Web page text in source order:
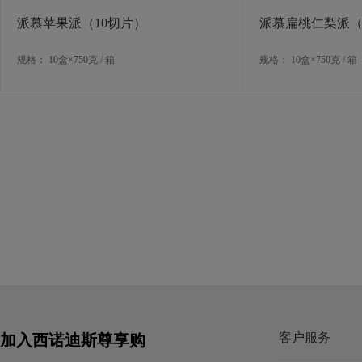
派慕苹果派（10切片）
规格： 10盒×750克 / 箱
派慕扁桃仁梨派
规格： 10盒×750克 / 箱
加入西诺迪斯尊享购 客户服务